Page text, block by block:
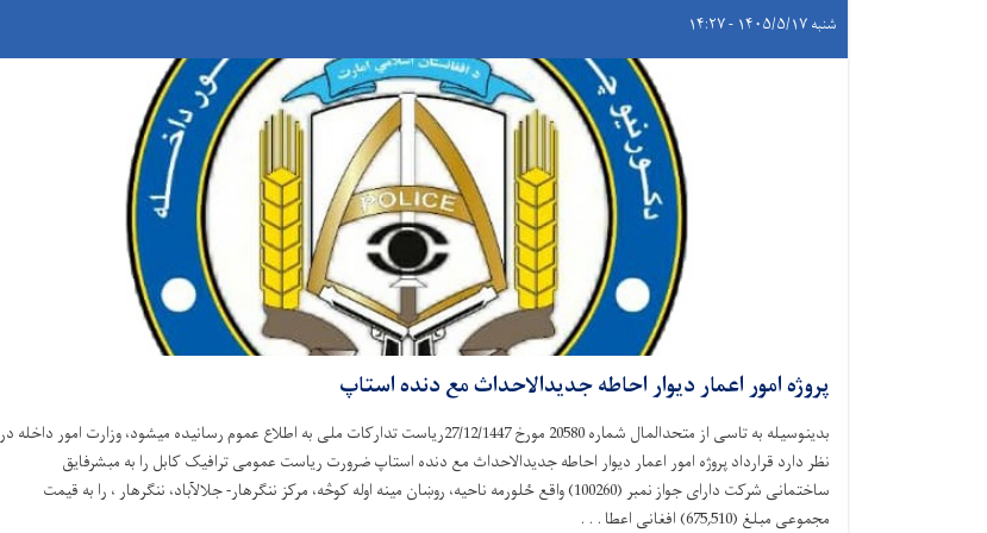
شنبه ۱۴۰۵/۵/۱۷ - ۱۴:۲۷
پروژه امور اعمار دیوار احاطه جدیدالاحداث مع دنده استاپ
بدینوسیله به تاسی از متحدالمال شماره 20580 مورخ 27/12/1447ریاست تدارکات ملی به اطلاع عموم رسانیده میشود، وزارت امور داخله در
نظر دارد قرارداد پروژه امور اعمار دیوار احاطه جدیدالاحداث مع دنده استاپ ضرورت ریاست عمومی ترافیک کابل را به مبشرفایق
ساختمانی شرکت دارای جواز نمبر (100260) واقع ځلورمه ناحیه، روښان مینه اوله کوڅه، مرکز ننګرهار- جلالآباد، ننګرهار ، را به قیمت
مجموعی مبلغ (675,510) افغانی اعطا . . .